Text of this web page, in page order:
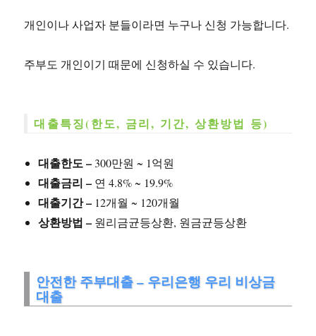
개인이나 사업자 분들이라면 누구나 신청 가능합니다.
주부도 개인이기 때문에 신청하실 수 있습니다.
대출특징(한도, 금리, 기간, 상환방법 등)
대출한도 – 300만원 ~ 1억원
대출금리 – 연 4.8% ~ 19.9%
대출기간 – 12개월 ~ 120개월
상환방법 – 원리금균등상환, 원금균등상환
안전한 주부대출 – 우리은행 우리 비상금
대출